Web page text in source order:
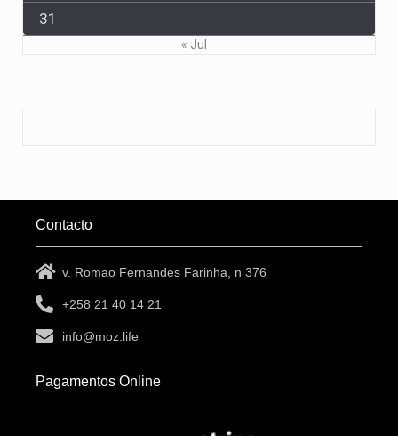
31
« Jul
Contacto
v. Romao Fernandes Farinha, n 376
+258 21 40 14 21
info@moz.life
Pagamentos Online